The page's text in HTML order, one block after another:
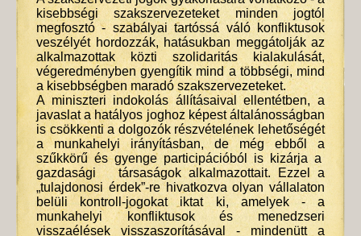
kisebbségi szakszervezeteket minden jogtól
megfosztó - szabályai tartóssá váló konfliktusok
veszélyét hordozzák, hatásukban meggátolják az
alkalmazottak közti szolidaritás kialakulását,
végeredményben gyengítik mind a többségi, mind
a kisebbségben maradó szakszervezeteket.
A miniszteri indokolás állításaival ellentétben, a
javaslat a hatályos joghoz képest általánosságban
is csökkenti a dolgozók részvételének lehetőségét
a munkahelyi irányításban, de még ebből a
szűkkörű és gyenge participációból is kizárja a
gazdasági társaságok alkalmazottait. Ezzel a
„tulajdonosi érdek”-re hivatkozva olyan vállalaton
belüli kontroll-jogokat iktat ki, amelyek - a
munkahelyi konfliktusok és menedzseri
visszaélések visszaszorításával - mindenütt a